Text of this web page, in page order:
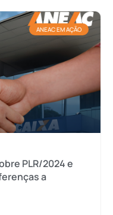
ANEAC EM AÇÃO
PLR/2024 e
a